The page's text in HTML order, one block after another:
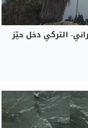
التركي دخل حيّز